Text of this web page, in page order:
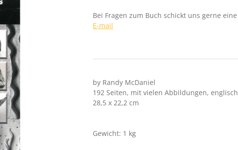
Bei Fragen zum Buch schickt uns gerne eine
E-mail
by Randy McDaniel
192 Seiten, mit vielen Abbildungen, englisch
28,5 x 22,2 cm
Gewicht: 1 kg